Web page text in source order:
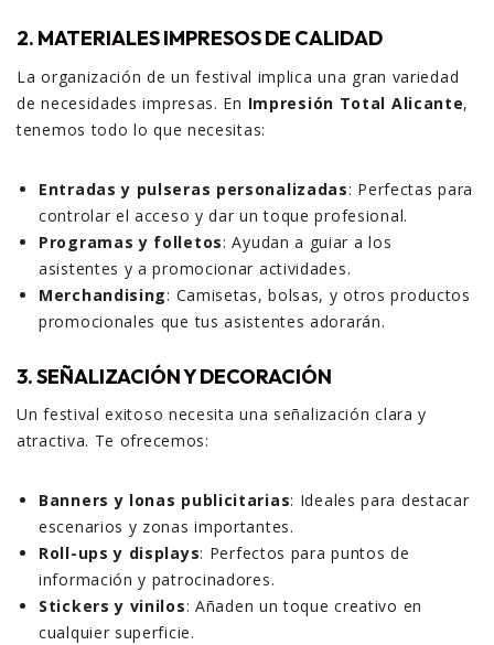
2. MATERIALES IMPRESOS DE CALIDAD
La organización de un festival implica una gran variedad
de necesidades impresas. En Impresión Total Alicante,
tenemos todo lo que necesitas:
Entradas y pulseras personalizadas: Perfectas para
controlar el acceso y dar un toque profesional.
Programas y folletos: Ayudan a guiar a los
asistentes y a promocionar actividades.
Merchandising: Camisetas, bolsas, y otros productos
promocionales que tus asistentes adorarán.
3. SEÑALIZACIÓN Y DECORACIÓN
Un festival exitoso necesita una señalización clara y
atractiva. Te ofrecemos:
Banners y lonas publicitarias: Ideales para destacar
escenarios y zonas importantes.
Roll-ups y displays: Perfectos para puntos de
información y patrocinadores.
Stickers y vinilos: Añaden un toque creativo en
cualquier superficie.